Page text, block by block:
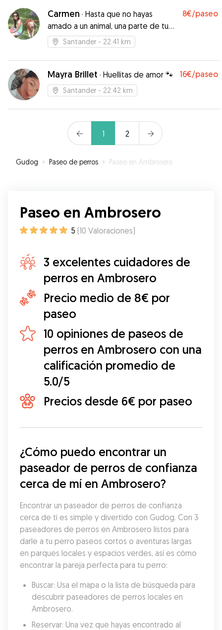
Carmen · Hasta que no hayas
amado a un animal, una parte de tu
alma permanecerá dormida.
8€/paseo
Santander - 22.41 km
Mayra Brillet · Huellitas de amor 🐾 16€/paseo
Santander - 22.42 km
1 2
Gudog » Paseo de perros » Paseo en Ambrosero
Paseo en Ambrosero
5 (10 Valoraciones)
3 excelentes cuidadores de
perros en Ambrosero
Precio medio de 8€ por
paseo
10 opiniones de paseos de
perros en Ambrosero con una
calificación promedio de
5.0/5
Precios desde 6€ por paseo
¿Cómo puedo encontrar un
paseador de perros de confianza
cerca de mí en Ambrosero?
Encontrar un paseador de perros de confianza
cerca de ti es simple y divertido con Gudog. Con 3
paseadores de perros en Ambrosero listos para
darle a tu perro paseos cortos o aventuras largas
en parques locales y espacios verdes, así es cómo
encontrar la pareja perfecta para tu perro:
Buscar: Usa el mapa o la lista de búsqueda para
descubrir paseadores de perros locales en
Ambrosero.
Reservar: Una vez que hayas encontrado al